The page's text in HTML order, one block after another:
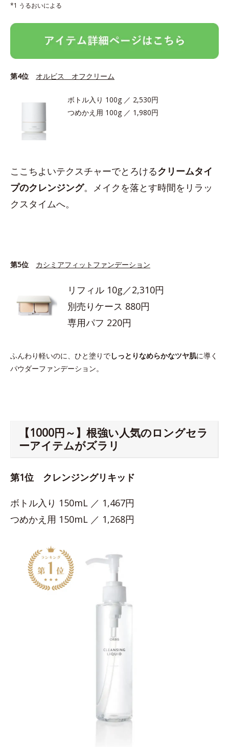
*1 うるおいによる
第4位 オルビス オフクリーム
ボトル入り 100g ／ 2,530円
つめかえ用 100g ／ 1,980円
ここちよいテクスチャーでとろけるクリームタイ
プのクレンジング。メイクを落とす時間をリラッ
クスタイムへ。
第5位 カシミアフィットファンデーション
リフィル 10g／2,310円
別売りケース 880円
専用パフ 220円
ふんわり軽いのに、ひと塗りでしっとりなめらかなツヤ肌に導く
パウダーファンデーション。
【1000円～】根強い人気のロングセラ
ーアイテムがズラリ
第1位 クレンジングリキッド
ボトル入り 150mL ／ 1,467円
つめかえ用 150mL ／ 1,268円